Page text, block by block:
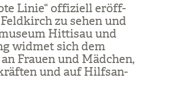
Linie“ offi­zi­ell eröff­
zu sehen und
Hit­ti­sau und
wid­met sich dem
Frauen und Mäd­chen,
und auf Hilfs­an­